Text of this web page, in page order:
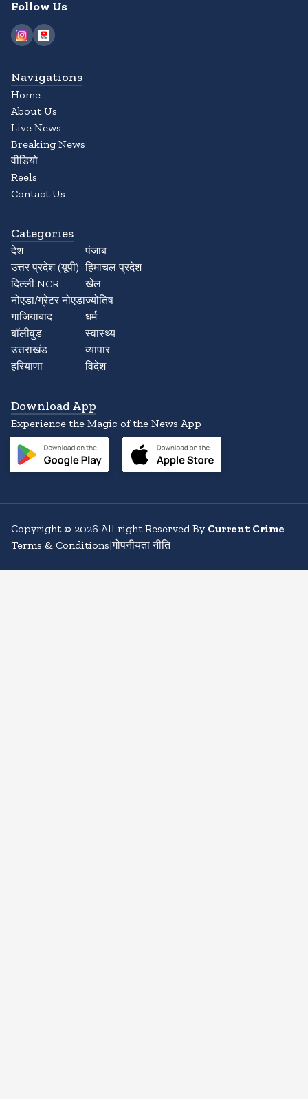
Follow Us
Navigations
Home
About Us
Live News
Breaking News
वीडियो
Reels
Contact Us
Categories
देश
उत्तर प्रदेश (यूपी)
दिल्ली NCR
नोएडा/ग्रेटर नोएडा
गाजियाबाद
बॉलीवुड
उत्तराखंड
हरियाणा
पंजाब
हिमाचल प्रदेश
खेल
ज्योतिष
धर्म
स्वास्थ्य
व्यापार
विदेश
Download App
Experience the Magic of the News App
Copyright© 2026 All right Reserved By Current Crime
Terms & Conditions|गोपनीयता नीति